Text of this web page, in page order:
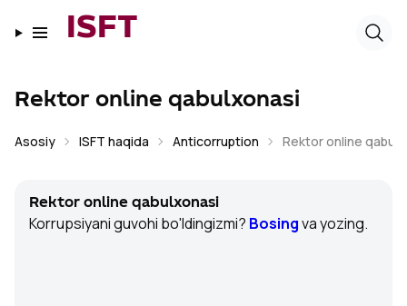
ISFT
Rektor online qabulxonasi
Asosiy ISFT haqida Anticorruption Rektor online
Rektor online qabulxonasi
Korrupsiyani guvohi bo'ldingizmi? Bosingva yozing.